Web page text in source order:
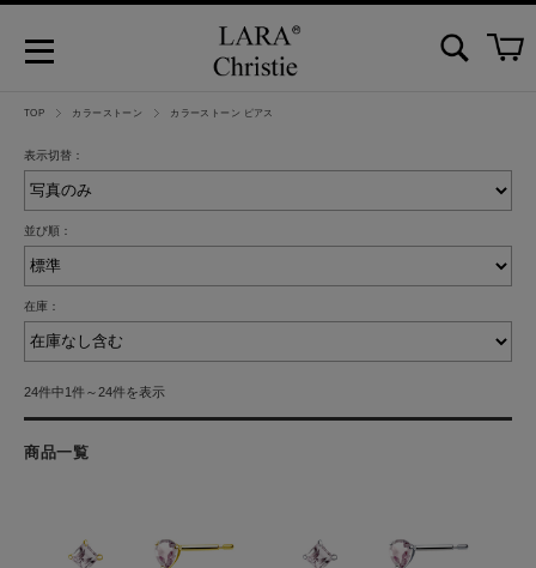
TOP カラーストーン カラーストーン ピアス
表示切替：
並び順：
在庫：
24件中1件～24件を表示
商品一覧